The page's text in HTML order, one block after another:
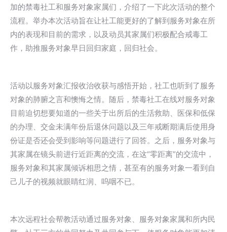
加的禁毒社工和服务对象家属们，介绍了一下此次活动的整个
流程。举办本次活动旨在让社工能更好的了解到服务对象在所
内的表现和目前的需求，以及动员其家属们积极配合戒毒工
作，助推服务对象早日回归家庭，回归社会。
活动以服务对象汇报收治收获与感悟开始，社工也听到了服务
对象的肺腑之言和懊悔之情。随后，禁毒社工在线对服务对象
目前迫切想要知道的一些关于出所后的生活救助、医保和低保
的办理、交金未满年份后退休问题以及三年戒断期满后使用身
份证是否还会受到影响等问题进行了回答。之后，服务对象与
其家属在镜头前进行近距离的交流，在这“零距离”的交流中，
服务对象和其家属倾诉相思之情，甚至有的服务对象一看到自
己儿子的视频就眼睛红润、呜咽不已。
本次远程社会帮教活动通过服务对象、服务对象家属和所内民